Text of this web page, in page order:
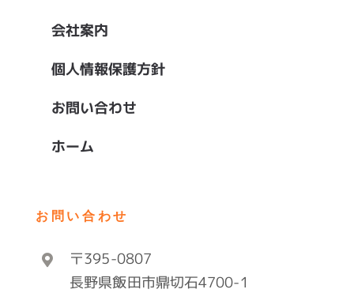
会社案内
個人情報保護方針
お問い合わせ
ホーム
お問い合わせ
〒395-0807
長野県飯田市鼎切石4700-1